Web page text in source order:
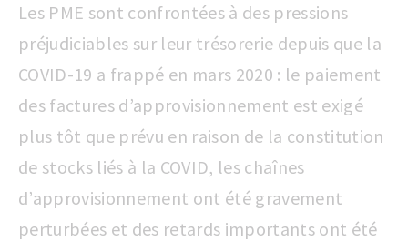
Les PME sont confrontées à des pressions
préjudiciables sur leur trésorerie depuis que la
COVID-19 a frappé en mars 2020 : le paiement
des factures d’approvisionnement est exigé
plus tôt que prévu en raison de la constitution
de stocks liés à la COVID, les chaînes
d’approvisionnement ont été gravement
perturbées et des retards importants ont été